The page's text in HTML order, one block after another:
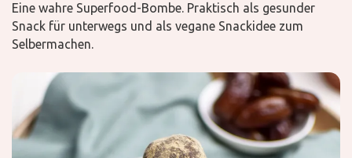
Eine wahre Superfood-Bombe. Praktisch als gesunder
Snack für unterwegs und als vegane Snackidee zum
Selbermachen.